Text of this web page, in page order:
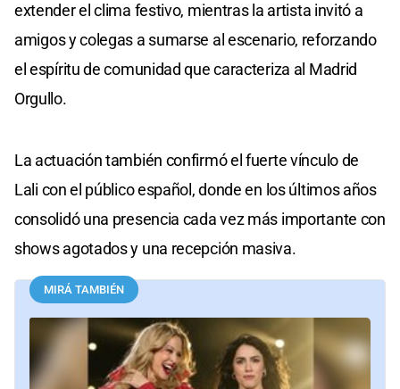
extender el clima festivo, mientras la artista invitó a
amigos y colegas a sumarse al escenario, reforzando
el espíritu de comunidad que caracteriza al Madrid
Orgullo.
La actuación también confirmó el fuerte vínculo de
Lali con el público español, donde en los últimos años
consolidó una presencia cada vez más importante con
shows agotados y una recepción masiva.
MIRÁ TAMBIÉN